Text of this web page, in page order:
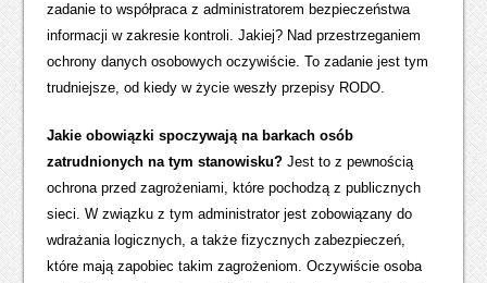
zadanie to współpraca z administratorem bezpieczeństwa
informacji w zakresie kontroli. Jakiej? Nad przestrzeganiem
ochrony danych osobowych oczywiście. To zadanie jest tym
trudniejsze, od kiedy w życie weszły przepisy RODO.
Jakie obowiązki spoczywają na barkach osób
zatrudnionych na tym stanowisku?Jest to z pewnością
ochrona przed zagrożeniami, które pochodzą z publicznych
sieci. W związku z tym administrator jest zobowiązany do
wdrażania logicznych, a także fizycznych zabezpieczeń,
które mają zapobiec takim zagrożeniom. Oczywiście osoba